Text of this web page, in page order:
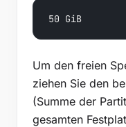
50 GiB
Um den freien
ziehen Sie den
(Summe der
gesamten